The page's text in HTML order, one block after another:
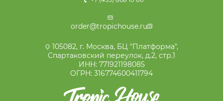
order@tropichouse.ru
105082, г. Москва, БЦ "Платформа",
Спартаковский переулок, д.2, стр.1
ИНН: 771921198085
ОГРН: 316774600411794